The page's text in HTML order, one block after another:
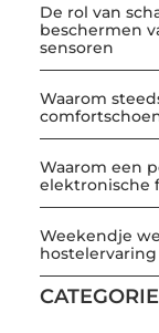
De rol van
beschermen
sensoren
Waarom
Waarom een
elektronische
Weekendje